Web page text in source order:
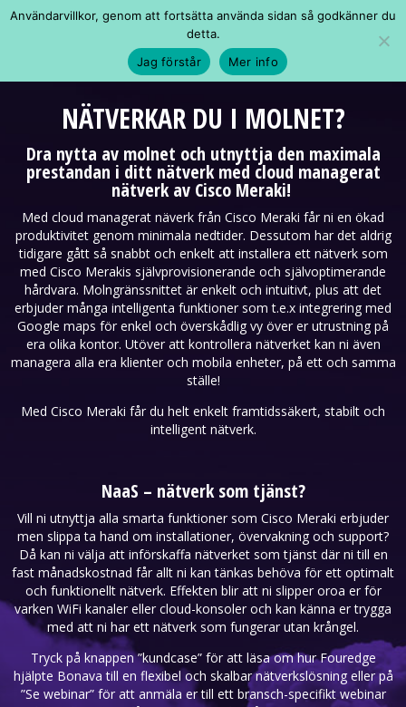
NÄTVERKAR DU I MOLNET?
Dra nytta av molnet och utnyttja den maximala
prestandan i ditt nätverk med cloud managerat
nätverk av Cisco Meraki!
Med cloud managerat näverk från Cisco Meraki får ni en ökad
produktivitet genom minimala nedtider. Dessutom har det aldrig
tidigare gått så snabbt och enkelt att installera ett nätverk som
med Cisco Merakis självprovisionerande och självoptimerande
hårdvara. Molngränssnittet är enkelt och intuitivt, plus att det
erbjuder många intelligenta funktioner som t.e.x integrering med
Google maps för enkel och överskådlig vy över er utrustning på
era olika kontor. Utöver att kontrollera nätverket kan ni även
managera alla era klienter och mobila enheter, på ett och samma
ställe!
Med Cisco Meraki får du helt enkelt framtidssäkert, stabilt och
intelligent nätverk.
NaaS – nätverk som tjänst?
Vill ni utnyttja alla smarta funktioner som Cisco Meraki erbjuder
men slippa ta hand om installationer, övervakning och support?
Då kan ni välja att införskaffa nätverket som tjänst där ni till en
fast månadskostnad får allt ni kan tänkas behöva för ett optimalt
och funktionellt nätverk. Effekten blir att ni slipper oroa er för
varken WiFi kanaler eller cloud-konsoler och kan känna er trygga
med att ni har ett nätverk som fungerar utan krångel.
Tryck på knappen ”kundcase” för att läsa om hur Fouredge
hjälpte Bonava till en flexibel och skalbar nätverkslösning eller på
”Se webinar” för att anmäla er till ett bransch-specifikt webinar
Användarvillkor, genom att fortsätta använda sidan så godkänner du
detta.
Jag förstår
Mer info